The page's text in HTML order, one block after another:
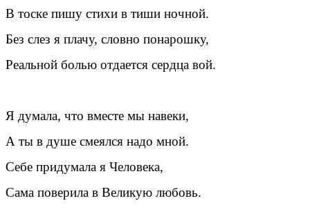
В тоске пишу стихи в тиши ночной.
Без слез я плачу, словно понарошку,
Реальной болью отдается сердца вой.
Я думала, что вместе мы навеки,
А ты в душе смеялся надо мной.
Себе придумала я Человека,
Сама поверила в Великую любовь.